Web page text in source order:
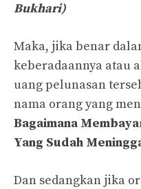
Bukhari)
Maka, jika benar
keberadaannya atau
uang pelunasan
nama orang yang
Bagaimana
Yang Sudah
Dan sedangkan jika